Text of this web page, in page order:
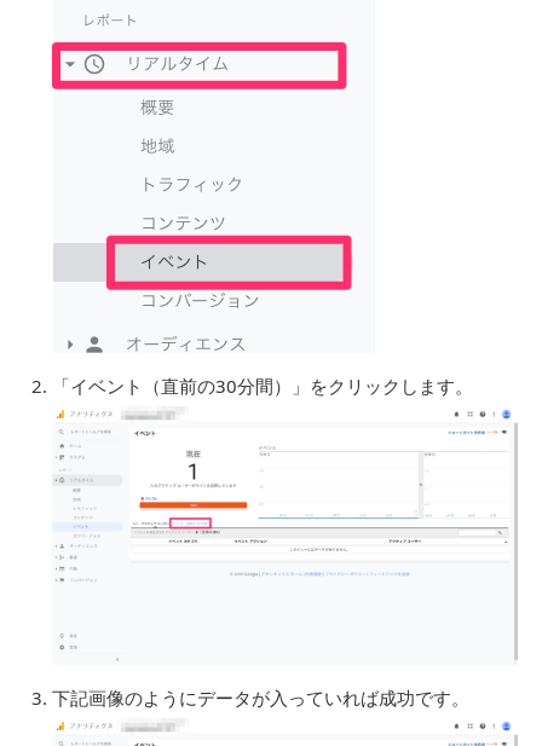
「イベント（直前の30分間）」をクリックします。
下記画像のようにデータが入っていれば成功です。